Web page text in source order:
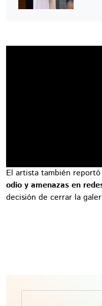
El artista también
odio y amenazas en
decisión de cerrar la